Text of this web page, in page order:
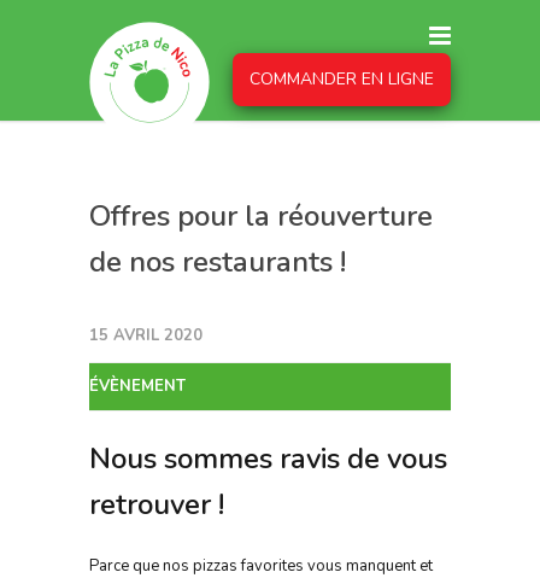
COMMANDER EN LIGNE
Offres pour la réouverture
de nos restaurants !
15 AVRIL 2020
ÉVÈNEMENT
Nous sommes ravis de vous
retrouver !
Parce que nos pizzas favorites vous manquent et